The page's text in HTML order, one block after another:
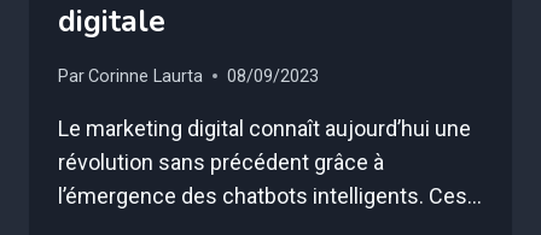
digitale
ParCorinne Laurta 08/09/2023
Le marketing digital connaît aujourd’hui une
révolution sans précédent grâce à
l’émergence des chatbots intelligents. Ces…